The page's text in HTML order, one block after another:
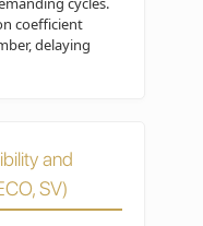
coefficient
delaying
and
SV)